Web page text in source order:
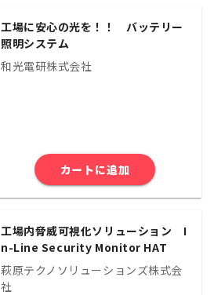
工場に安心の光を！！ バッテリー
照明システム
和光電研株式会社
カートに追加
工場内脅威可視化ソリューション I
n-Line Security Monitor HAT
萩原テクノソリューションズ株式会
社